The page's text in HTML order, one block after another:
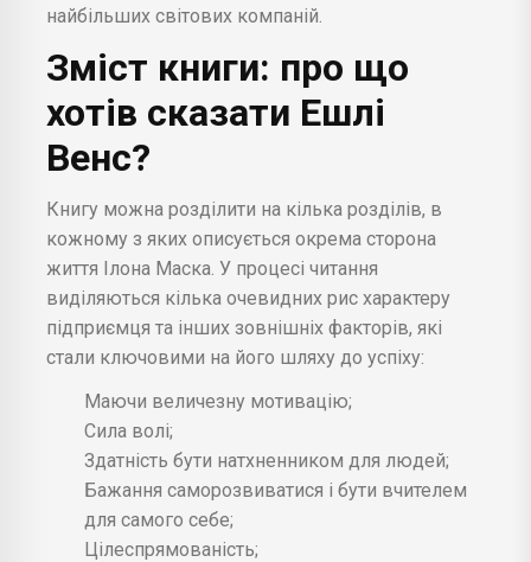
найбільших світових компаній.
Зміст книги: про що
хотів сказати Ешлі
Венс?
Книгу можна розділити на кілька розділів, в
кожному з яких описується окрема сторона
життя Ілона Маска. У процесі читання
виділяються кілька очевидних рис характеру
підприємця та інших зовнішніх факторів, які
стали ключовими на його шляху до успіху:
Маючи величезну мотивацію;
Сила волі;
Здатність бути натхненником для людей;
Бажання саморозвиватися і бути вчителем
для самого себе;
Цілеспрямованість;